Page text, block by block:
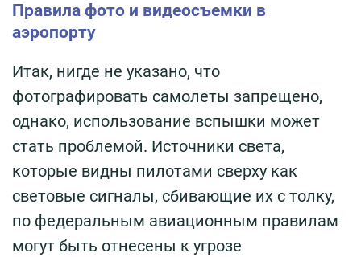
Правила фото и видеосъемки в
аэропорту
Итак, нигде не указано, что
фотографировать самолеты запрещено,
однако, использование вспышки может
стать проблемой. Источники света,
которые видны пилотами сверху как
световые сигналы, сбивающие их с толку,
по федеральным авиационным правилам
могут быть отнесены к угрозе